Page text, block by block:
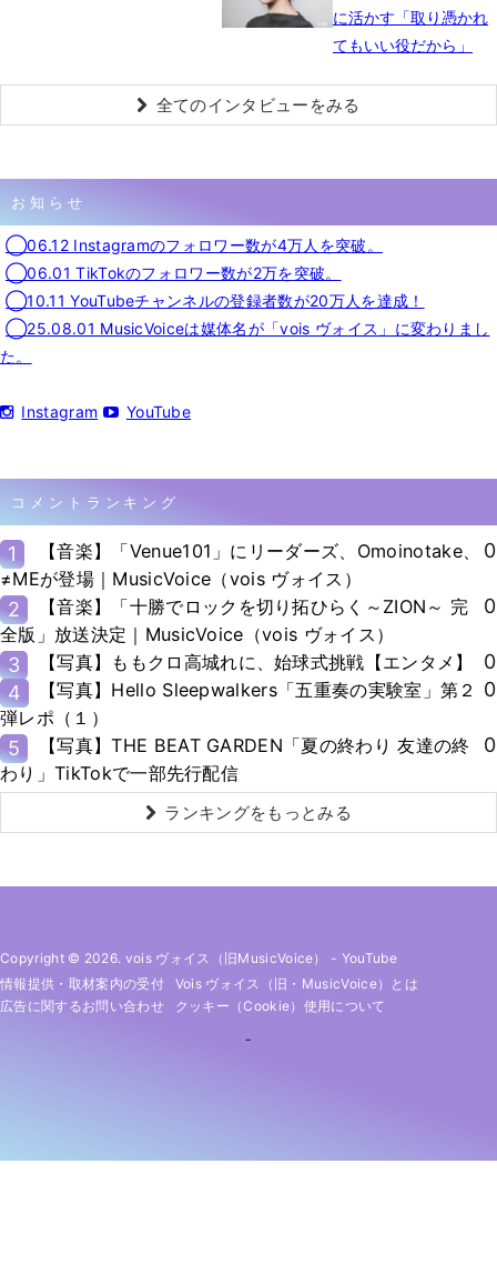
に活かす「取り憑かれ
てもいい役だから」
全てのインタビューをみる
お知らせ
◯06.12 Instagramのフォロワー数が4万人を突破。
◯06.01 TikTokのフォロワー数が2万を突破。
◯10.11 YouTubeチャンネルの登録者数が20万人を達成！
◯25.08.01 MusicVoiceは媒体名が「vois ヴォイス」に変わりまし
た。
Instagram YouTube
コメントランキング
1
【音楽】「Venue101」にリーダーズ、Omoinotake、
≠MEが登場｜MusicVoice（vois ヴォイス）
0
2
【音楽】「十勝でロックを切り拓ひらく～ZION～ 完
全版」放送決定｜MusicVoice（vois ヴォイス）
0
3 【写真】ももクロ高城れに、始球式挑戦【エンタメ】
0
4
【写真】Hello Sleepwalkers「五重奏の実験室」第２
弾レポ（１）
0
5
【写真】THE BEAT GARDEN「夏の終わり 友達の終
わり」TikTokで一部先行配信
0
ランキングをもっとみる
Copyright © 2026. vois ヴォイス（旧MusicVoice） - YouTube
情報提供・取材案内の受付
Vois ヴォイス（旧・MusicVoice）とは
広告に関するお問い合わせ
クッキー（cookie）使用について
-